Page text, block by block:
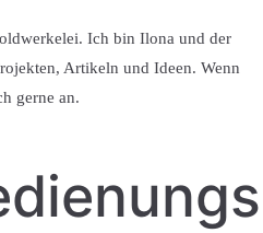
Ich bin Ilona und der
Artikeln und Ideen. Wenn
gerne an.